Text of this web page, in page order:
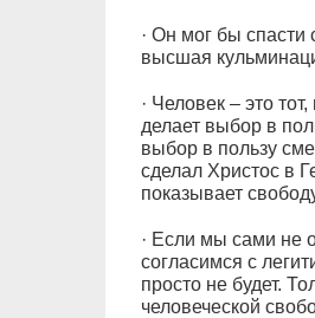
· Он мог бы спасти
высшая
· Человек – это
делает выбор в
выбор в пользу
сделал Христос в
показывает
· Если мы сами не
согласимся с
просто не будет.
человеческой